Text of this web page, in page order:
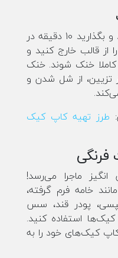
کاپ کیک‌ها را از فر خارج کنید و بگذارید 10 دقیقه در
قالب خارج کنید و
خنک شوند. خنک
تزیین، از شل شدن و
طرز تهیه کاپ کیک
ماجرا می‌رسد!
خامه فرم گرفته،
پودر قند، سس
استفاده کنید.
کیک‌های خود را به